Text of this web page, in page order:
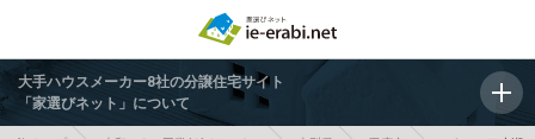
大手ハウスメーカー8社の分譲住宅サイト
「家選びネット」について